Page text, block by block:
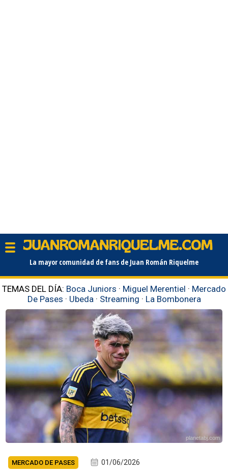
La mayor comunidad de fans de Juan Román Riquelme
TEMAS DEL DÍA: Boca Juniors · Miguel Merentiel · Mercado
De Pases · Ubeda · Streaming · La Bombonera
planetabj.com
MERCADO DE PASES 01/06/2026